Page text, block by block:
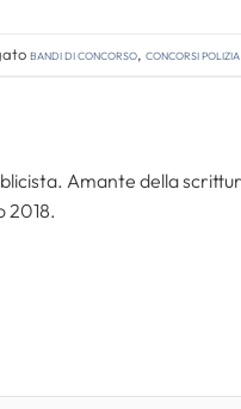
bandi di concorso, concorsi polizia
Amante della
2018.